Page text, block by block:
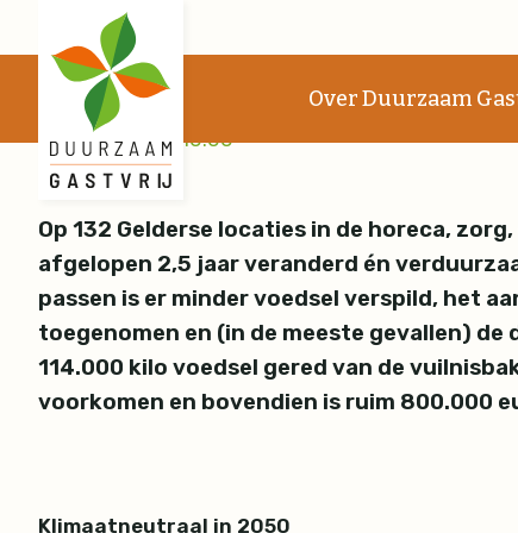
Over Duurzaam
Gelderse horeca,
18-09-2024 14:10:00
Op 132 Gelderse locaties in de horeca,
afgelopen 2,5 jaar veranderd én
passen is er minder voedsel verspild, het
toegenomen en (in de meeste gevallen)
114.000 kilo voedsel gered van de
voorkomen en bovendien is ruim 800.000
Klimaatneutraal in 2050